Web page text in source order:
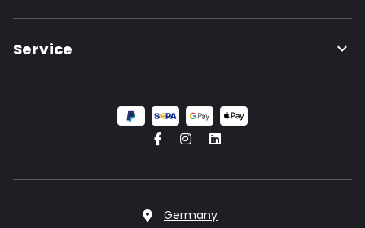
Service
Germany